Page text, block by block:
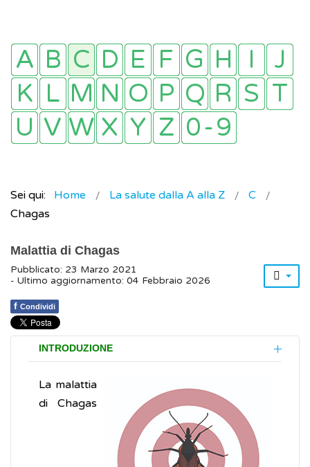
Sei qui: Home La salute dalla A alla Z
C
Chagas
Malattia di Chagas
Pubblicato: 23 Marzo 2021
- Ultimo aggiornamento: 04 Febbraio 2026
f Condividi
INTRODUZIONE
La malattia
di Chagas